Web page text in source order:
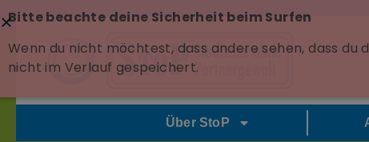
Über StoP
Bitte beachte deine Sicherheit beim Surfen
Wenn du nicht möchtest, dass andere sehen, dass du
nicht im Verlauf gespeichert.